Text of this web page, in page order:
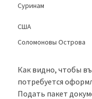
Суринам
США
Соломоновы Острова
Как видно, чтобы
потребуется
Подать пакет